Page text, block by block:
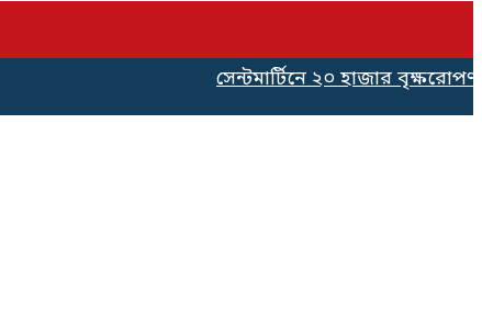
সেন্টমার্টিনে ২০ হাজার বৃক্ষরোপণ